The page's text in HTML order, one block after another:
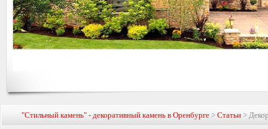
"Стильный камень" - декоративный камень в Оренбурге >Статьи >